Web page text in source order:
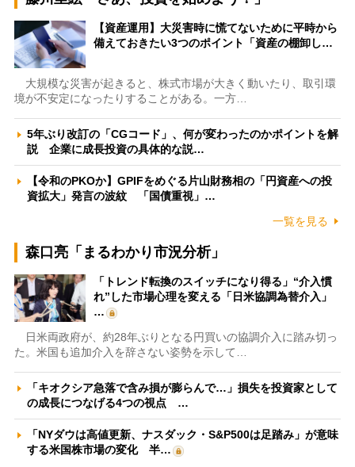
【資産運用】大災害時に慌てないために平時から
備えておきたい3つのポイント「資産の棚卸し…
大規模な災害が起きると、株式市場が大きく動いたり、取引環
境が不安定になったりすることがある。一方…
5年ぶり改訂の「CGコード」、何が変わったのかポイントを解
説 企業に成長投資の具体的な説…
【令和のPKOか】GPIFをめぐる片山財務相の「円資産への投
資拡大」発言の波紋 「国債重視」…
一覧を見る
森口亮「まるわかり市況分析」
「トレンド転換のスイッチになり得る」“介入慣
れ”した市場心理を変える「日米協調為替介入」
…
日米両政府が、約28年ぶりとなる円買いの協調介入に踏み切っ
た。米国も追加介入を辞さない姿勢を示して…
「キオクシア急落で含み損が膨らんで…」損失を投資家として
の成長につなげる4つの視点 …
「NYダウは高値更新、ナスダック・S&P500は足踏み」が意味
する米国株市場の変化 半…